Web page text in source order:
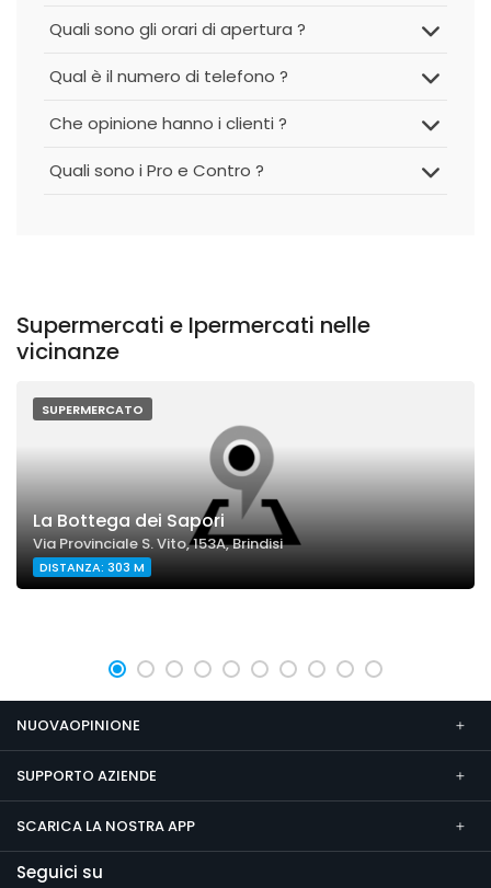
Quali sono gli orari di apertura ?
Qual è il numero di telefono ?
Che opinione hanno i clienti ?
Quali sono i Pro e Contro ?
Supermercati e Ipermercati nelle
vicinanze
SUPERMERCATO
La Bottega dei Sapori
Via Provinciale S. Vito, 153A, Brindisi
DISTANZA: 303 M
NUOVAOPINIONE
SUPPORTO AZIENDE
SCARICA LA NOSTRA APP
Seguici su